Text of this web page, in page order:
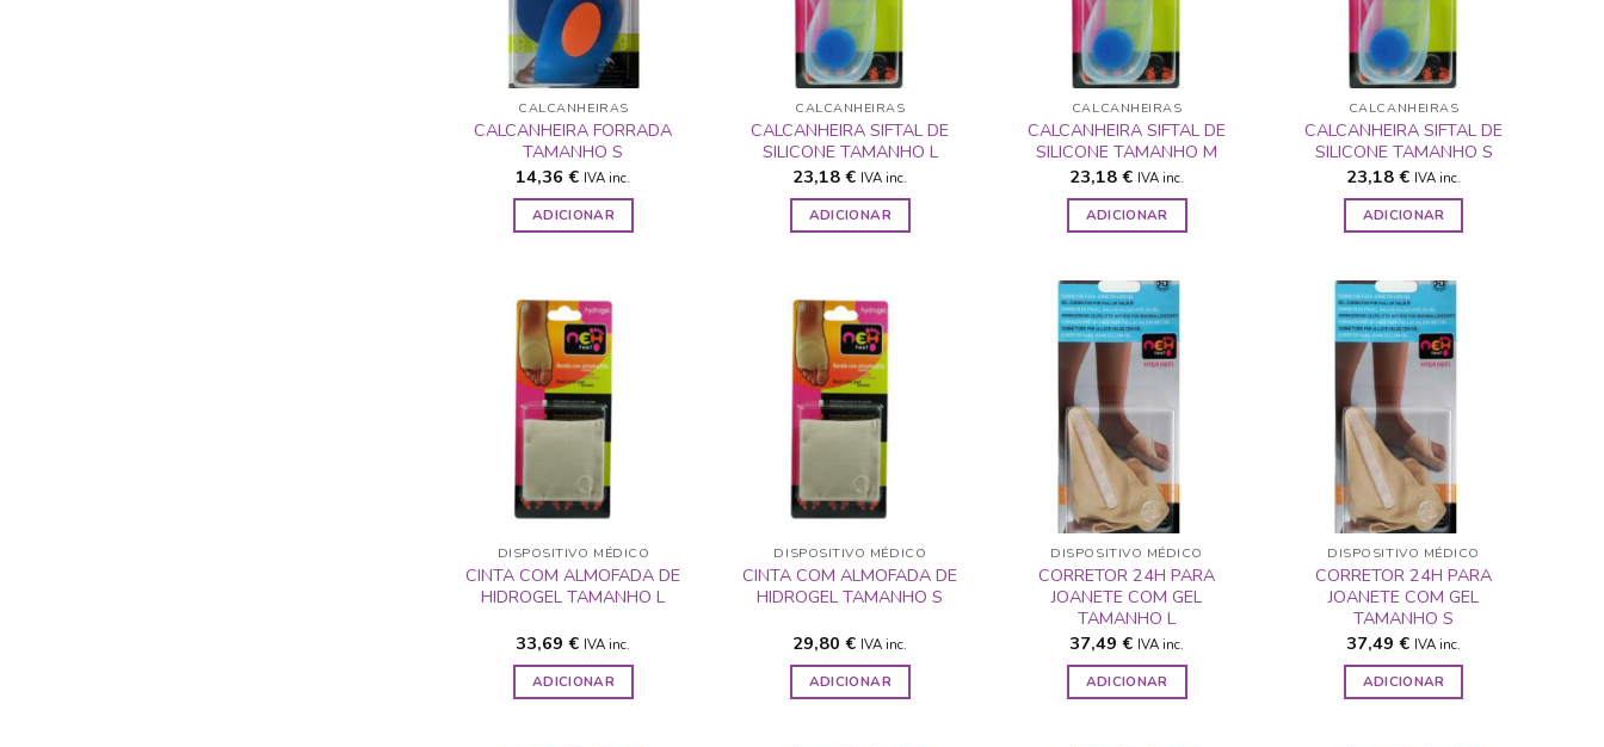
CALCANHEIRAS
CALCANHEIRA FORRADA
TAMANHO S
14,36€ IVA inc.
ADICIONAR
CALCANHEIRAS
CALCANHEIRA SIFTAL DE
SILICONE TAMANHO L
23,18€ IVA inc.
ADICIONAR
CALCANHEIRAS
CALCANHEIRA SIFTAL DE
SILICONE TAMANHO M
23,18€ IVA inc.
ADICIONAR
CALCANHEIRAS
CALCANHEIRA SIFTAL DE
SILICONE TAMANHO S
23,18€ IVA inc.
ADICIONAR
ADICIONAR
A LISTA DE
DESEJOS
DISPOSITIVO MÉDICO
CINTA COM ALMOFADA DE
HIDROGEL TAMANHO L
33,69€ IVA inc.
ADICIONAR
ADICIONAR
A LISTA DE
DESEJOS
DISPOSITIVO MÉDICO
CINTA COM ALMOFADA DE
HIDROGEL TAMANHO S
29,80€ IVA inc.
ADICIONAR
A LISTA DE
DISPOSITIVO MÉDICO
CORRETOR 24H PARA
JOANETE COM GEL
TAMANHO L
37,49€ IVA inc.
ADICIONAR
A LISTA DE
DISPOSITIVO MÉDICO
CORRETOR 24H PARA
JOANETE COM GEL
TAMANHO S
37,49€ IVA inc.
ADICIONAR